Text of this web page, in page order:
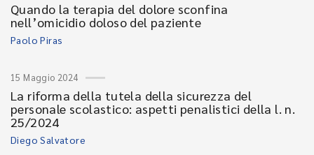
Quando la terapia del dolore sconfina
nell’omicidio doloso del paziente
Paolo Piras
15 Maggio 2024
La riforma della tutela della sicurezza del
personale scolastico: aspetti penalistici della l. n.
25/2024
Diego Salvatore